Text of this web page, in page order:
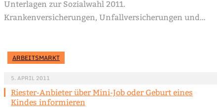
Unterlagen zur Sozialwahl 2011.
Krankenversicherungen, Unfallversicherungen und…
ARBEITSMARKT
5. APRIL 2011
Riester-Anbieter über Mini-Job oder Geburt eines
Kindes informieren